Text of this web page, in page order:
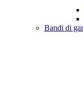
Bandi di